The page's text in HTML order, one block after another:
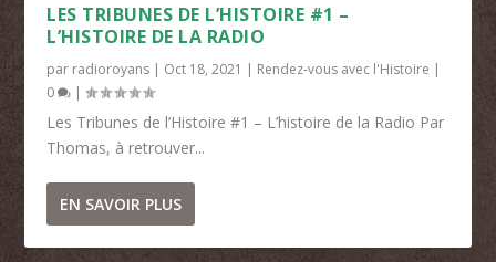
LES TRIBUNES DE L’HISTOIRE #1 –
L’HISTOIRE DE LA RADIO
par radioroyans | Oct 18, 2021 | Rendez-vous avec l'Histoire |
0
|
Les Tribunes de l’Histoire #1 – L’histoire de la Radio Par
Thomas, à retrouver...
EN SAVOIR PLUS